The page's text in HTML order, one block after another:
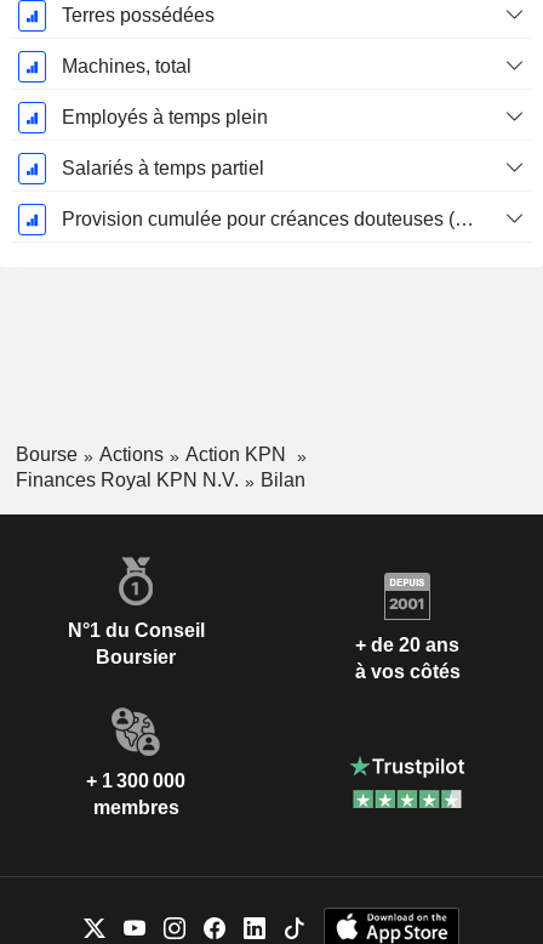
Terres possédées
Machines, total
Employés à temps plein
Salariés à temps partiel
Provision cumulée pour créances douteuses (Supple)
Bourse Actions
Action KPN
Finances Royal KPN N.V.
Bilan
N°1 du Conseil
Boursier
+ de 20 ans
à vos côtés
+ 1 300 000
membres